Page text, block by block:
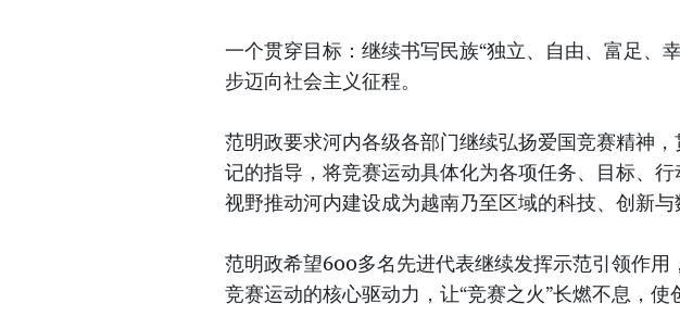
一个贯穿目标：继续书写民族“独立、自由、富足、
步迈向社会主义征程。
范明政要求河内各级各部门继续弘扬爱国竞赛精神
记的指导，将竞赛运动具体化为各项任务、目标、
视野推动河内建设成为越南乃至区域的科技、创新与
范明政希望600多名先进代表继续发挥示范引领作用
竞赛运动的核心驱动力，让“竞赛之火”长燃不息，使